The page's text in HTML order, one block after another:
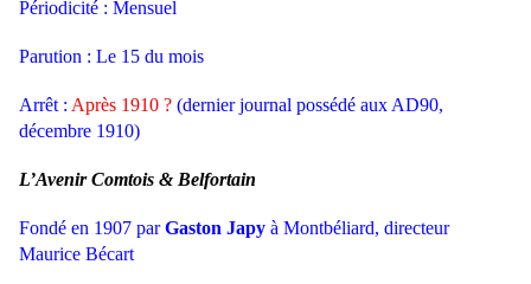
Périodicité : Mensuel
Parution : Le 15 du mois
Arrêt : Après 1910 ? (dernier journal possédé aux AD90,
décembre 1910)
L’Avenir Comtois & Belfortain
Fondé en 1907 parGaston Japy à Montbéliard, directeur
Maurice Bécart